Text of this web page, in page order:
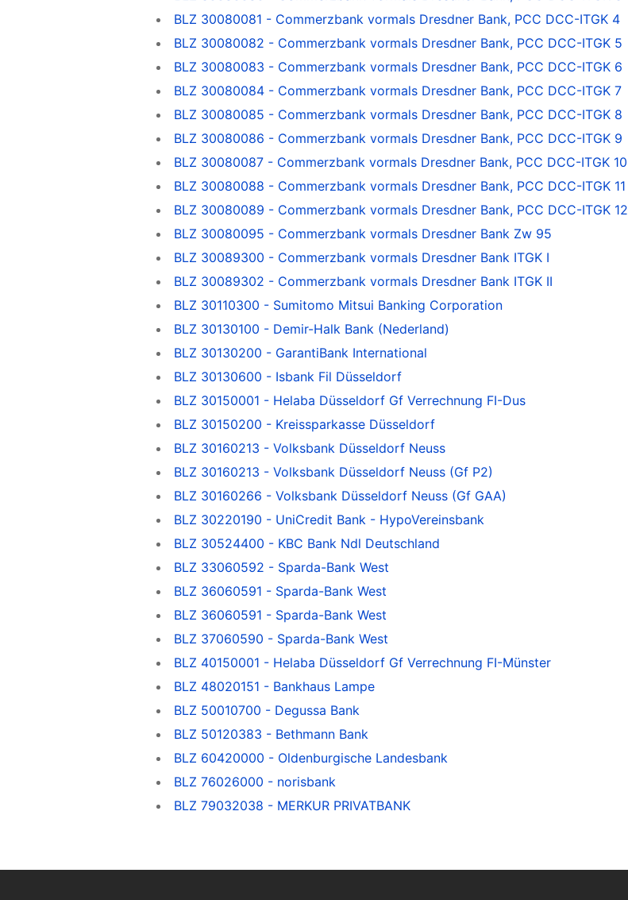
BLZ 30080081 - Commerzbank vormals Dresdner Bank, PCC DCC-ITGK 4
BLZ 30080082 - Commerzbank vormals Dresdner Bank, PCC DCC-ITGK 5
BLZ 30080083 - Commerzbank vormals Dresdner Bank, PCC DCC-ITGK 6
BLZ 30080084 - Commerzbank vormals Dresdner Bank, PCC DCC-ITGK 7
BLZ 30080085 - Commerzbank vormals Dresdner Bank, PCC DCC-ITGK 8
BLZ 30080086 - Commerzbank vormals Dresdner Bank, PCC DCC-ITGK 9
BLZ 30080087 - Commerzbank vormals Dresdner Bank, PCC DCC-ITGK 10
BLZ 30080088 - Commerzbank vormals Dresdner Bank, PCC DCC-ITGK 11
BLZ 30080089 - Commerzbank vormals Dresdner Bank, PCC DCC-ITGK 12
BLZ 30080095 - Commerzbank vormals Dresdner Bank Zw 95
BLZ 30089300 - Commerzbank vormals Dresdner Bank ITGK I
BLZ 30089302 - Commerzbank vormals Dresdner Bank ITGK II
BLZ 30110300 - Sumitomo Mitsui Banking Corporation
BLZ 30130100 - Demir-Halk Bank (Nederland)
BLZ 30130200 - GarantiBank International
BLZ 30130600 - Isbank Fil Düsseldorf
BLZ 30150001 - Helaba Düsseldorf Gf Verrechnung FI-Dus
BLZ 30150200 - Kreissparkasse Düsseldorf
BLZ 30160213 - Volksbank Düsseldorf Neuss
BLZ 30160213 - Volksbank Düsseldorf Neuss (Gf P2)
BLZ 30160266 - Volksbank Düsseldorf Neuss (Gf GAA)
BLZ 30220190 - UniCredit Bank - HypoVereinsbank
BLZ 30524400 - KBC Bank Ndl Deutschland
BLZ 33060592 - Sparda-Bank West
BLZ 36060591 - Sparda-Bank West
BLZ 36060591 - Sparda-Bank West
BLZ 37060590 - Sparda-Bank West
BLZ 40150001 - Helaba Düsseldorf Gf Verrechnung FI-Münster
BLZ 48020151 - Bankhaus Lampe
BLZ 50010700 - Degussa Bank
BLZ 50120383 - Bethmann Bank
BLZ 60420000 - Oldenburgische Landesbank
BLZ 76026000 - norisbank
BLZ 79032038 - MERKUR PRIVATBANK